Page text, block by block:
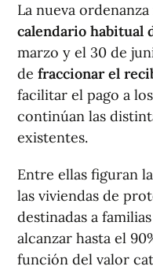
La nueva
calendario habitual
marzo y el 30 de
de fraccionar el
facilitar el pago a
continúan las
existentes.
Entre ellas figuran
las viviendas de
destinadas a
alcanzar hasta el
función del valor